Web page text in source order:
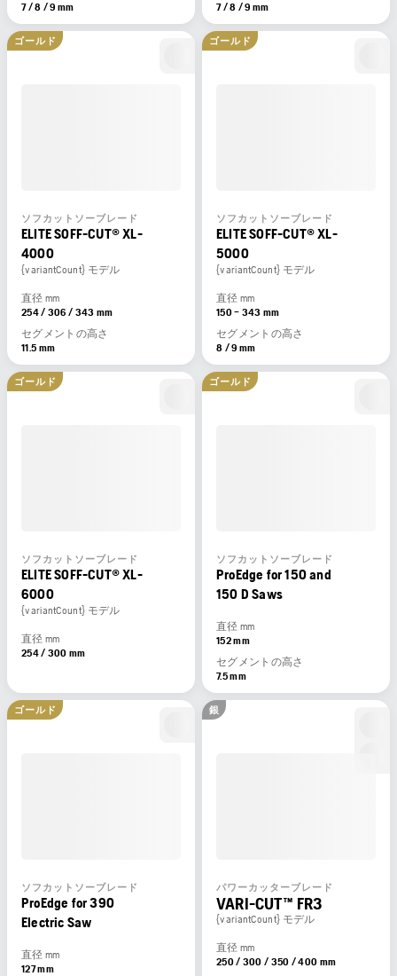
7 / 8 / 9 mm
7 / 8 / 9 mm
ゴールド
ソフカットソーブレード
ELITE SOFF-CUT® XL-
4000
{variantCount} モデル
直径 mm
254 / 306 / 343 mm
セグメントの高さ
11.5 mm
ゴールド
ソフカットソーブレード
ELITE SOFF-CUT® XL-
5000
{variantCount} モデル
直径 mm
150 – 343 mm
セグメントの高さ
8 / 9 mm
ゴールド
ソフカットソーブレード
ELITE SOFF-CUT® XL-
6000
{variantCount} モデル
直径 mm
254 / 300 mm
ゴールド
ソフカットソーブレード
ProEdge for 150 and
150 D Saws
直径 mm
152 mm
セグメントの高さ
7.5 mm
ゴールド
ソフカットソーブレード
ProEdge for 390
Electric Saw
直径 mm
127 mm
銀
パワーカッターブレード
VARI-CUT™ FR3
{variantCount} モデル
直径 mm
250 / 300 / 350 / 400 mm